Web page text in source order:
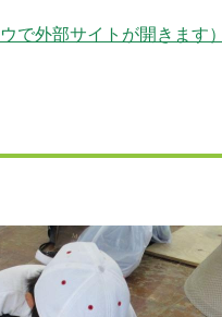
で外部サイトが開きます）